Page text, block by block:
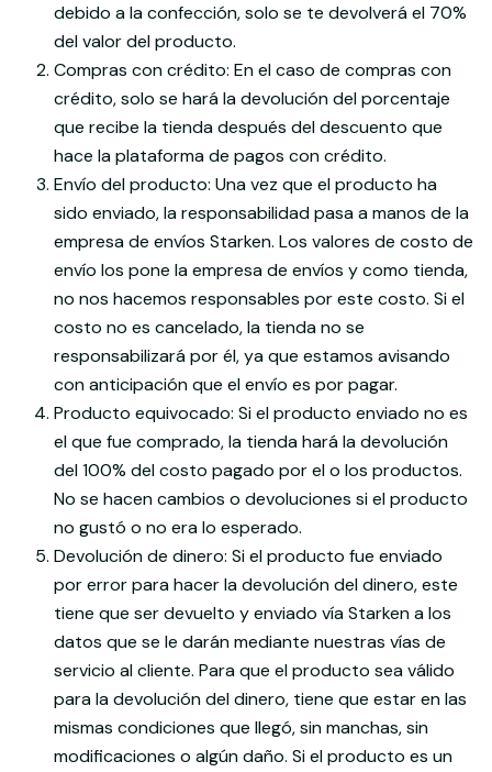
debido a la confección, solo se te devolverá el 70%
del valor del producto.
Compras con crédito: En el caso de compras con
crédito, solo se hará la devolución del porcentaje
que recibe la tienda después del descuento que
hace la plataforma de pagos con crédito.
Envío del producto: Una vez que el producto ha
sido enviado, la responsabilidad pasa a manos de la
empresa de envíos Starken. Los valores de costo de
envío los pone la empresa de envíos y como tienda,
no nos hacemos responsables por este costo. Si el
costo no es cancelado, la tienda no se
responsabilizará por él, ya que estamos avisando
con anticipación que el envío es por pagar.
Producto equivocado: Si el producto enviado no es
el que fue comprado, la tienda hará la devolución
del 100% del costo pagado por el o los productos.
No se hacen cambios o devoluciones si el producto
no gustó o no era lo esperado.
Devolución de dinero: Si el producto fue enviado
por error para hacer la devolución del dinero, este
tiene que ser devuelto y enviado vía Starken a los
datos que se le darán mediante nuestras vías de
servicio al cliente. Para que el producto sea válido
para la devolución del dinero, tiene que estar en las
mismas condiciones que llegó, sin manchas, sin
modificaciones o algún daño. Si el producto es un